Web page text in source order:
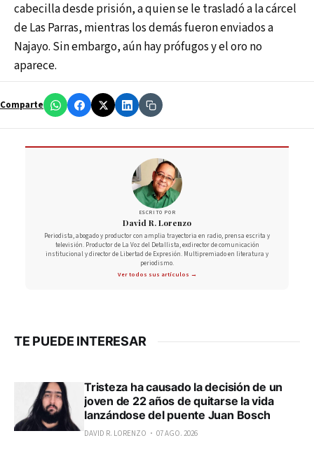
cabecilla desde prisión, a quien se le trasladó a la cárcel
de Las Parras, mientras los demás fueron enviados a
Najayo. Sin embargo, aún hay prófugos y el oro no
aparece.
Comparte
ESCRITO POR
David R. Lorenzo
Periodista, abogado y productor con amplia trayectoria en radio, prensa escrita y
televisión. Productor de La Voz del Detallista, exdirector de comunicación
institucional y director de Libertad de Expresión. Multipremiado en literatura y
periodismo.
Ver todos sus artículos →
TE PUEDE INTERESAR
Tristeza ha causado la decisión de un
joven de 22 años de quitarse la vida
lanzándose del puente Juan Bosch
DAVID R. LORENZO 07 AGO. 2026